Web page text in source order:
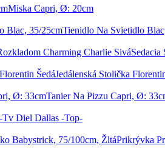
Miska Capri, Ø: 20cm
Tienidlo Na Svietidlo
Sedacia
Jedálenská Stolička
Tanier Na Pizzu Capri, Ø:
Tv Diel Dallas -Top-
Prikrývka